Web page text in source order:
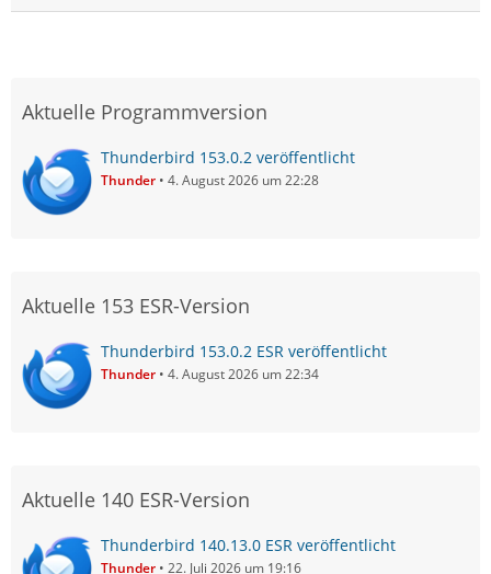
Aktuelle Programmversion
Thunderbird 153.0.2 veröffentlicht
Thunder 4. August 2026 um 22:28
Aktuelle 153 ESR-Version
Thunderbird 153.0.2 ESR veröffentlicht
Thunder 4. August 2026 um 22:34
Aktuelle 140 ESR-Version
Thunderbird 140.13.0 ESR veröffentlicht
Thunder 22. Juli 2026 um 19:16